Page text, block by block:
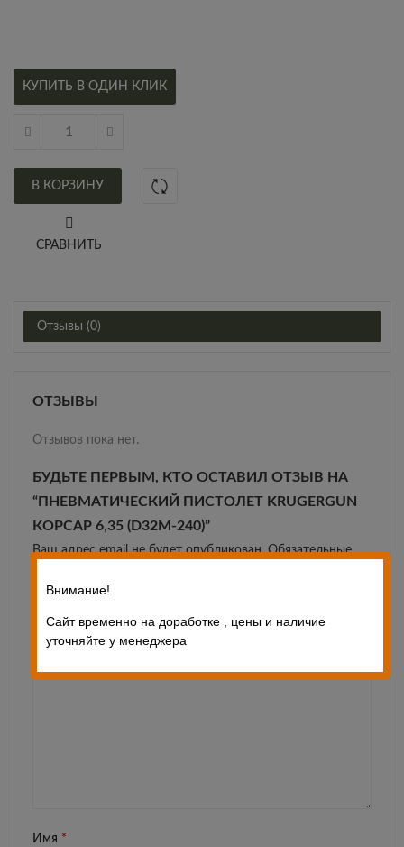
КУПИТЬ В ОДИН КЛИК
В КОРЗИНУ
СРАВНИТЬ
Отзывы (0)
ОТЗЫВЫ
Отзывов пока нет.
БУДЬТЕ ПЕРВЫМ, КТО ОСТАВИЛ ОТЗЫВ НА
“ПНЕВМАТИЧЕСКИЙ ПИСТОЛЕТ KRUGERGUN
КОРСАР 6,35 (D32M-240)”
Ваш адрес email не будет опубликован. Обязательные
Ваш отзыв
Имя *
Внимание!
Сайт временно на доработке , цены и наличие
уточняйте у менеджера